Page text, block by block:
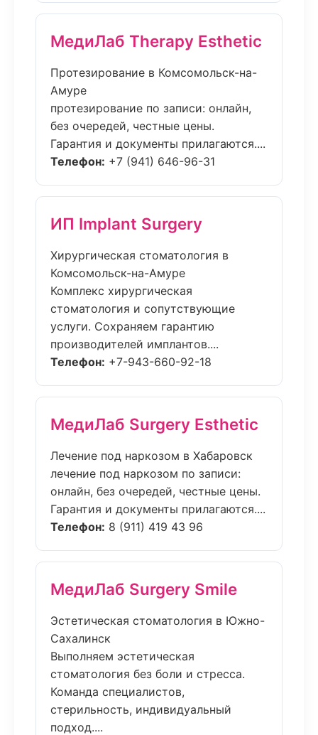
МедиЛаб Therapy Esthetic
Протезирование в Комсомольск-на-
Амуре
протезирование по записи: онлайн,
без очередей, честные цены.
Гарантия и документы прилагаются....
Телефон: +7 (941) 646-96-31
ИП Implant Surgery
Хирургическая стоматология в
Комсомольск-на-Амуре
Комплекс хирургическая
стоматология и сопутствующие
услуги. Сохраняем гарантию
производителей имплантов....
Телефон: +7-943-660-92-18
МедиЛаб Surgery Esthetic
Лечение под наркозом в Хабаровск
лечение под наркозом по записи:
онлайн, без очередей, честные цены.
Гарантия и документы прилагаются....
Телефон: 8 (911) 419 43 96
МедиЛаб Surgery Smile
Эстетическая стоматология в Южно-
Сахалинск
Выполняем эстетическая
стоматология без боли и стресса.
Команда специалистов,
стерильность, индивидуальный
подход....